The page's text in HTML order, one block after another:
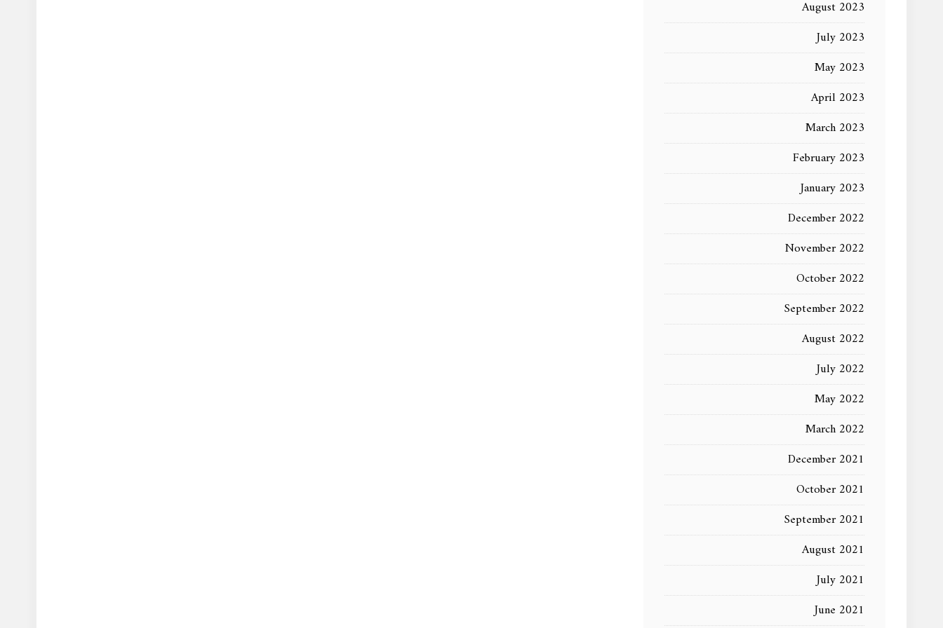
August 2023
July 2023
May 2023
April 2023
March 2023
February 2023
January 2023
December 2022
November 2022
October 2022
September 2022
August 2022
July 2022
May 2022
March 2022
December 2021
October 2021
September 2021
August 2021
July 2021
June 2021